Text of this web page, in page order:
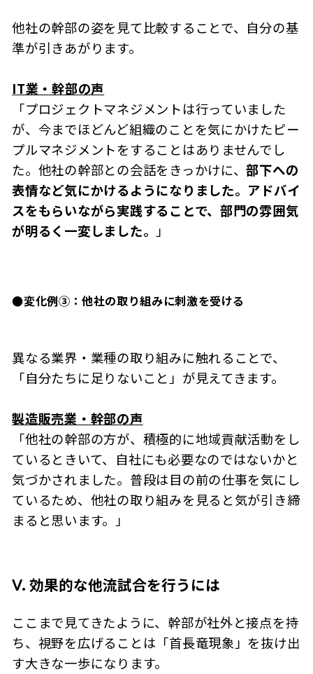
他社の幹部の姿を見て比較することで、自分の基
準が引きあがります。
IT業・幹部の声
「プロジェクトマネジメントは行っていました
が、今までほどんど組織のことを気にかけたピー
プルマネジメントをすることはありませんでし
た。他社の幹部との会話をきっかけに、部下への
表情など気にかけるようになりました。アドバイ
スをもらいながら実践することで、部門の雰囲気
が明るく一変しました。 」
●変化例③：他社の取り組みに刺激を受ける
異なる業界・業種の取り組みに触れることで、
「自分たちに足りないこと」が見えてきます。
製造販売業・幹部の声
「他社の幹部の方が、積極的に地域貢献活動をし
ているときいて、自社にも必要なのではないかと
気づかされました。普段は目の前の仕事を気にし
ているため、他社の取り組みを見ると気が引き締
まると思います。」
Ⅴ. 効果的な他流試合を行うには
ここまで見てきたように、幹部が社外と接点を持
ち、視野を広げることは「首長竜現象」を抜け出
す大きな一歩になります。